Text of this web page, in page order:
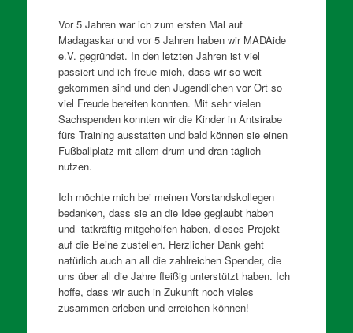
Vor 5 Jahren war ich zum ersten Mal auf
Madagaskar und vor 5 Jahren haben wir MADAide
e.V. gegründet. In den letzten Jahren ist viel
passiert und ich freue mich, dass wir so weit
gekommen sind und den Jugendlichen vor Ort so
viel Freude bereiten konnten. Mit sehr vielen
Sachspenden konnten wir die Kinder in Antsirabe
fürs Training ausstatten und bald können sie einen
Fußballplatz mit allem drum und dran täglich
nutzen.
Ich möchte mich bei meinen Vorstandskollegen
bedanken, dass sie an die Idee geglaubt haben
und tatkräftig mitgeholfen haben, dieses Projekt
auf die Beine zustellen. Herzlicher Dank geht
natürlich auch an all die zahlreichen Spender, die
uns über all die Jahre fleißig unterstützt haben. Ich
hoffe, dass wir auch in Zukunft noch vieles
zusammen erleben und erreichen können!